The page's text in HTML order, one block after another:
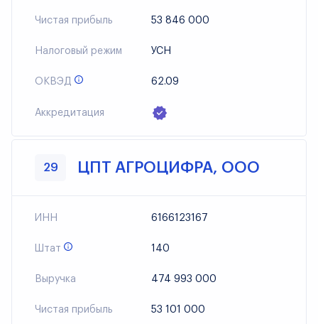
Чистая прибыль 53 846 000
Налоговый режим УСН
ОКВЭД 62.09
Аккредитация
29 ЦПТ АГРОЦИФРА, ООО
ИНН 6166123167
Штат 140
Выручка 474 993 000
Чистая прибыль 53 101 000